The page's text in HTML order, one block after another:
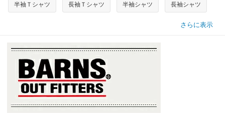
半袖Ｔシャツ 長袖Ｔシャツ 半袖シャツ 長袖シャツ
さらに表示